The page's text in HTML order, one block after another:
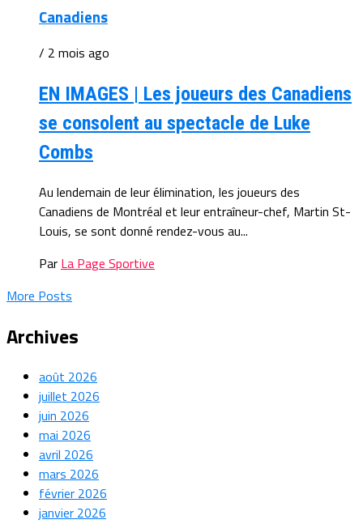
Canadiens
/ 2 mois ago
EN IMAGES | Les joueurs des Canadiens
se consolent au spectacle de Luke
Combs
Au lendemain de leur élimination, les joueurs des
Canadiens de Montréal et leur entraîneur-chef, Martin St-
Louis, se sont donné rendez-vous au...
Par La Page Sportive
More Posts
Archives
août 2026
juillet 2026
juin 2026
mai 2026
avril 2026
mars 2026
février 2026
janvier 2026